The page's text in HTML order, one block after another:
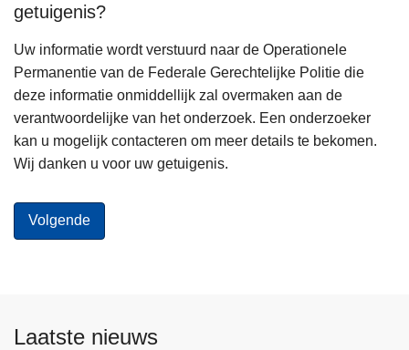
getuigenis?
Uw informatie wordt verstuurd naar de Operationele
Permanentie van de Federale Gerechtelijke Politie die
deze informatie onmiddellijk zal overmaken aan de
verantwoordelijke van het onderzoek. Een onderzoeker
kan u mogelijk contacteren om meer details te bekomen.
Wij danken u voor uw getuigenis.
Laatste nieuws